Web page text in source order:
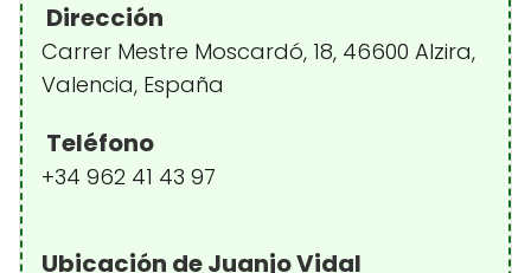
Dirección
Carrer Mestre Moscardó, 18, 46600 Alzira,
Valencia, España
Teléfono
+34 962 41 43 97
Ubicación de Juanjo Vidal